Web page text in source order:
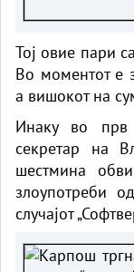
Тој овие пари
Во моментот е
а вишокот на
Инаку во прв
секретар на
шестмина
злоупотреби
случајот